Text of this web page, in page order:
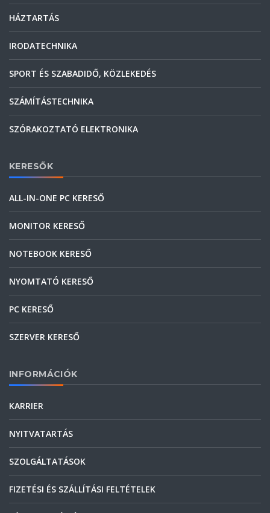
HÁZTARTÁS
IRODATECHNIKA
SPORT ÉS SZABADIDŐ, KÖZLEKEDÉS
SZÁMÍTÁSTECHNIKA
SZÓRAKOZTATÓ ELEKTRONIKA
KERESŐK
ALL-IN-ONE PC KERESŐ
MONITOR KERESŐ
NOTEBOOK KERESŐ
NYOMTATÓ KERESŐ
PC KERESŐ
SZERVER KERESŐ
INFORMÁCIÓK
KARRIER
NYITVATARTÁS
SZOLGÁLTATÁSOK
FIZETÉSI ÉS SZÁLLÍTÁSI FELTÉTELEK